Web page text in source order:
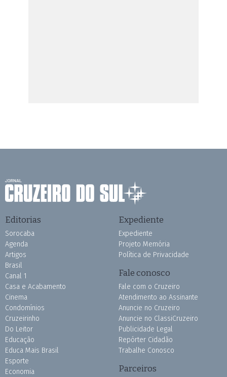
Editorias
Sorocaba
Agenda
Artigos
Brasil
Canal 1
Casa e Acabamento
Cinema
Condomínios
Cruzeirinho
Do Leitor
Educação
Educa Mais Brasil
Esporte
Economia
Expediente
Expediente
Projeto Memória
Política de Privacidade
Fale conosco
Fale com o Cruzeiro
Atendimento ao Assinante
Anuncie no Cruzeiro
Anuncie no ClassiCruzeiro
Publicidade Legal
Repórter Cidadão
Trabalhe Conosco
Parceiros